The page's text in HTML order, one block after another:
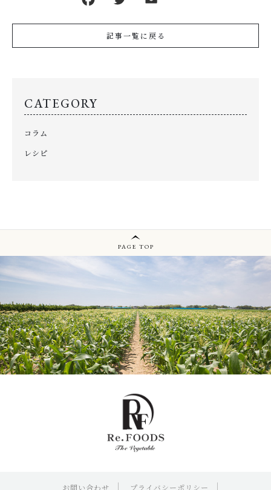
記事一覧に戻る
CATEGORY
コラム
レシピ
PAGE TOP
お問い合わせ プライバシーポリシー